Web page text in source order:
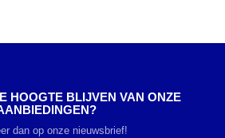
HOOGTE BLIJVEN VAN ONZE
dan op onze nieuwsbrief!